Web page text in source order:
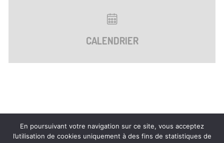
CALENDRIER
En poursuivant votre navigation sur ce site, vous acceptez
l’utilisation de cookies uniquement à des fins de statistiques de